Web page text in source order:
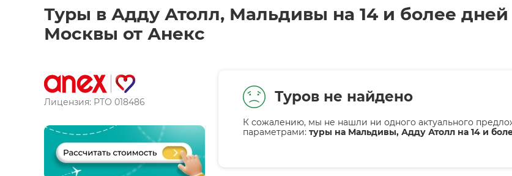
Туры в Адду Атолл, Мальдивы на 14 и более дней
Москвы от Анекс
Лицензия: РТО 018486 Туров не найдено
К сожалению, мы не нашли ни одного актуального
параметрами: туры на Мальдивы, Адду Атолл на 14 и